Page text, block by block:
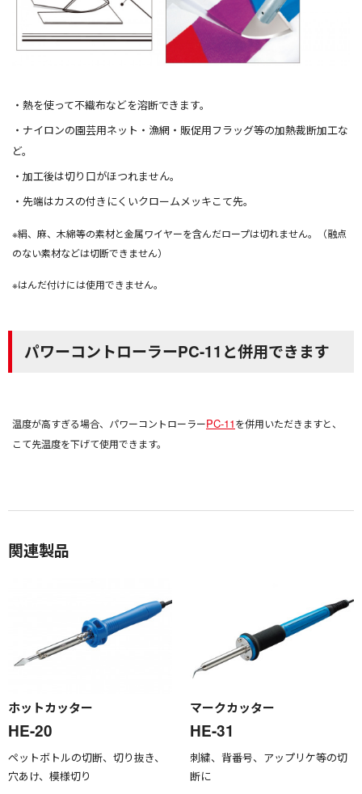
熱を使って不織布などを溶断できます。
ナイロンの園芸用ネット・漁網・販促用フラッグ等の加熱裁断加工な
ど。
加工後は切り口がほつれません。
先端はカスの付きにくいクロームメッキこて先。
※絹、麻、木綿等の素材と金属ワイヤーを含んだロープは切れません。（融点
のない素材などは切断できません）
※はんだ付けには使用できません。
パワーコントローラーPC-11と併用できます
温度が高すぎる場合、パワーコントローラーPC-11を併用いただきますと、
こて先温度を下げて使用できます。
関連製品
ホットカッター
HE-20
ペットボトルの切断、切り抜き、
穴あけ、模様切り
マークカッター
HE-31
刺繍、背番号、アップリケ等の切
断に